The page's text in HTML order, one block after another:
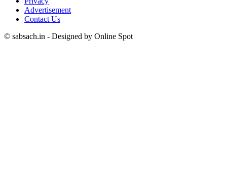
Advertisement
Contact Us
© sabsach.in - Designed by Online Spot